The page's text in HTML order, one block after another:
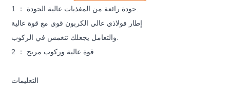
1 ： جودة رائعة من المغذيات عالية الجودة.
إطار فولاذي عالي الكربون قوي مع قوة عالية
والتعامل يجعلك تنغمس في الركوب.
2 ： قوة عالية وركوب مريح
التعليمات